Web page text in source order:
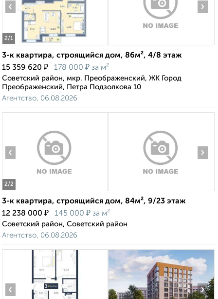
2/1
‹ ›
3-к квартира, строящийся дом, 86м², 4/8 этаж
15 359 620 ₽ 178 000 ₽ за м²
Советский район, мкр. Преображенский, ЖК Город
Преображенский, Петра Подзолкова 10
Агентство, 06.08.2026
2/2
‹ ›
3-к квартира, строящийся дом, 84м², 9/23 этаж
12 238 000 ₽ 145 000 ₽ за м²
Советский район, Советский район
Агентство, 06.08.2026
‹ ›